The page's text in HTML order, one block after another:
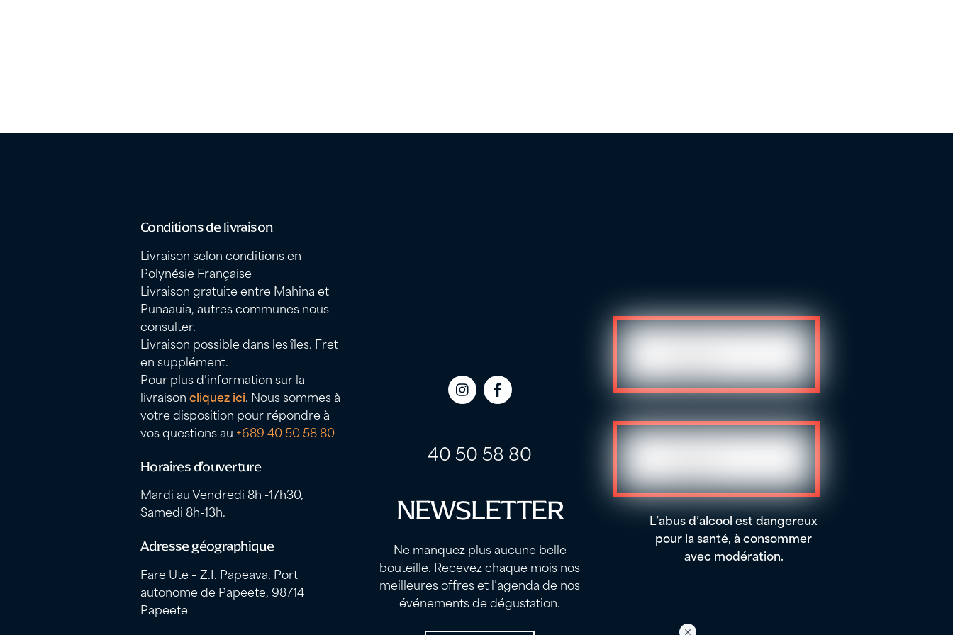
Conditions de livraison
Livraison selon conditions en
Polynésie Française
Livraison gratuite entre Mahina et
Punaauia, autres communes nous
consulter.
Livraison possible dans les îles. Fret
en supplément.
Pour plus d’information sur la
livraisoncliquez ici. Nous sommes à
votre disposition pour répondre à
vos questions au +689 40 50 58 80
Horaires d’ouverture
Mardi au Vendredi 8h -17h30,
Samedi 8h-13h.
Adresse géographique
Fare Ute – Z.I. Papeava, Port
autonome de Papeete, 98714
Papeete
Icon
Icon
40 50 58 80
NEWSLETTER
Ne manquez plus aucune belle
bouteille. Recevez chaque mois nos
meilleures offres et l’agenda de nos
événements de dégustation.
L’abus d’alcool est dangereux
pour la santé, à consommer
avec modération.